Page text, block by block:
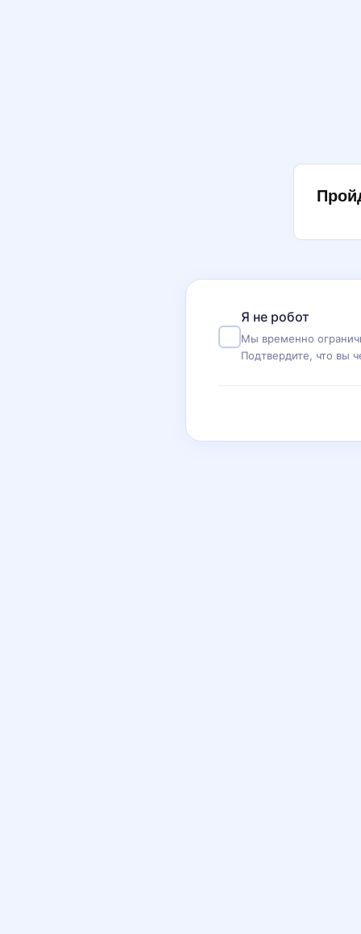
Я не робот
Мы временно
Подтвердите, что вы